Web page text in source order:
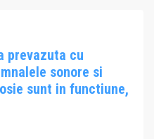
prevazuta cu
sonore si
sunt in functiune,